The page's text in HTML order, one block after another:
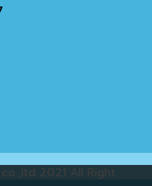
2021 All Right